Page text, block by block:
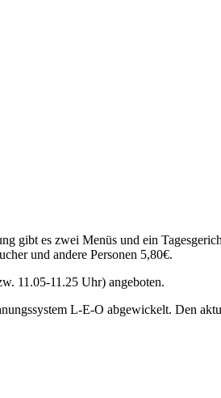
gibt es zwei Menüs und ein
und andere Personen 5,80€.
11.05-11.25 Uhr) angeboten.
L-E-O abgewickelt. Den